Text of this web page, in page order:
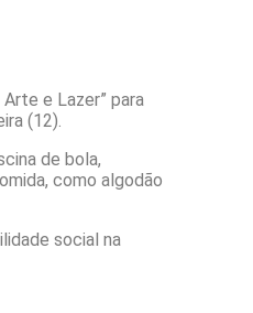
e Lazer” para
(12).
de bola,
como algodão
social na